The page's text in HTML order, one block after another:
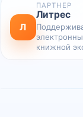
Л
ПАРТНЕР
Литрес
книжной